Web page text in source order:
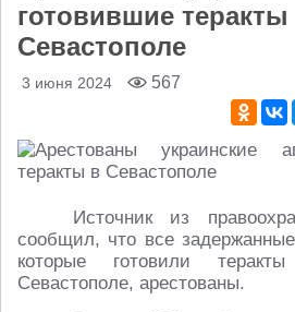
готовившие теракты
Севастополе
3 июня 2024 567
Источник из
сообщил, что все
которые готовили
Севастополе, арестованы.